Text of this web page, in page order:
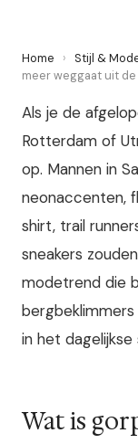
Home › Stijl &
meer weggaat uit
Als je de
Rotterdam of
op. Mannen in
neonaccenten,
shirt, trail
sneakers
modetrend die
in het
Wat is